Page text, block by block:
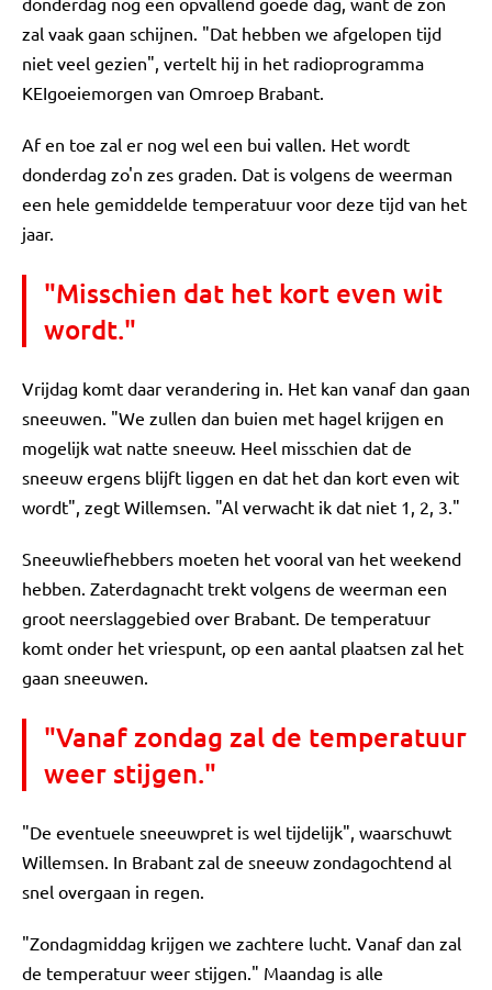
zal vaak gaan schijnen. "Dat hebben we afgelopen tijd
niet veel gezien", vertelt hij in het radioprogramma
KEIgoeiemorgen van Omroep Brabant.
Af en toe zal er nog wel een bui vallen. Het wordt
donderdag zo'n zes graden. Dat is volgens de weerman
een hele gemiddelde temperatuur voor deze tijd van het
jaar.
"Misschien dat het kort even wit
wordt."
Vrijdag komt daar verandering in. Het kan vanaf dan gaan
sneeuwen. "We zullen dan buien met hagel krijgen en
mogelijk wat natte sneeuw. Heel misschien dat de
sneeuw ergens blijft liggen en dat het dan kort even wit
wordt", zegt Willemsen. "Al verwacht ik dat niet 1, 2, 3."
Sneeuwliefhebbers moeten het vooral van het weekend
hebben. Zaterdagnacht trekt volgens de weerman een
groot neerslaggebied over Brabant. De temperatuur
komt onder het vriespunt, op een aantal plaatsen zal het
gaan sneeuwen.
"Vanaf zondag zal de temperatuur
weer stijgen."
"De eventuele sneeuwpret is wel tijdelijk", waarschuwt
Willemsen. In Brabant zal de sneeuw zondagochtend al
snel overgaan in regen.
"Zondagmiddag krijgen we zachtere lucht. Vanaf dan zal
de temperatuur weer stijgen." Maandag is alle